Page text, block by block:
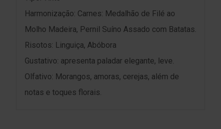
Harmonização: Carnes: Medalhão de Filé ao
Molho Madeira, Pernil Suíno Assado com Batatas.
Risotos: Linguiça, Abóbora
Gustativo: apresenta paladar elegante, leve.
Olfativo: Morangos, amoras, cerejas, além de
notas e toques florais.